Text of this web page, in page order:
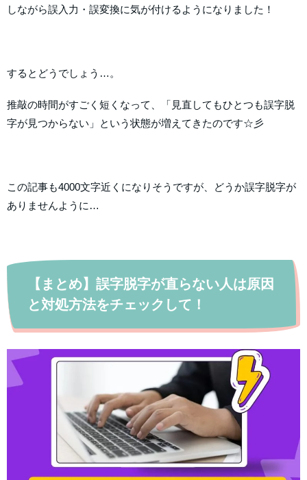
しながら誤入力・誤変換に気が付けるようになりました！
するとどうでしょう…。
推敲の時間がすごく短くなって、「見直してもひとつも誤字脱
字が見つからない」という状態が増えてきたのです☆彡
この記事も4000文字近くになりそうですが、どうか誤字脱字が
ありませんように…
【まとめ】誤字脱字が直らない人は原因
と対処方法をチェックして！